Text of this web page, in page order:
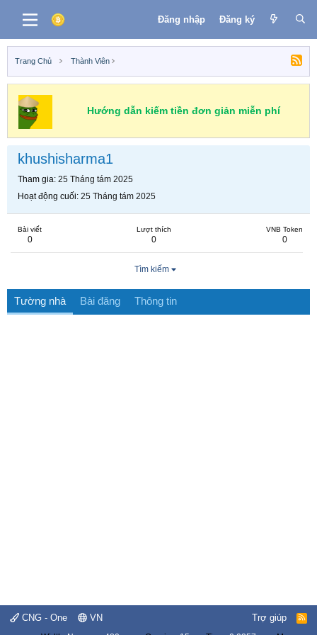
Đăng nhập Đăng ký
Trang Chủ Thành Viên
Hướng dẫn kiếm tiền đơn giản miễn phí
khushisharma1
Tham gia 25 Tháng tám 2025
Hoạt động cuối 25 Tháng tám 2025
Bài viết
0
Lượt thích
0
VNB Token
0
Tìm kiếm
Tường nhà Bài đăng Thông tin
CNG - One VN Trợ giúp
R